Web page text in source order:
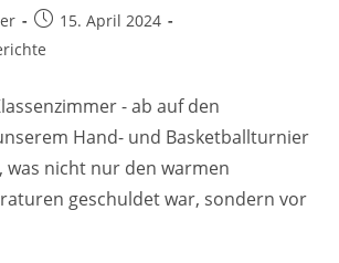
Beitrag
veröffentlicht:
15. April 2024
- ab auf den
Hand- und Basketballturnier
was nicht nur den warmen
geschuldet war, sondern vor